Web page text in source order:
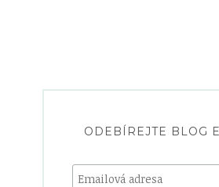
ODEBÍREJTE BLOG